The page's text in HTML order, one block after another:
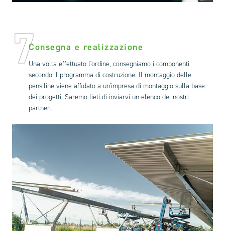
7Consegna e realizzazione
Una volta effettuato l'ordine, consegniamo i componenti
secondo il programma di costruzione. Il montaggio delle
pensiline viene affidato a un'impresa di montaggio sulla base
dei progetti. Saremo lieti di inviarvi un elenco dei nostri
partner.